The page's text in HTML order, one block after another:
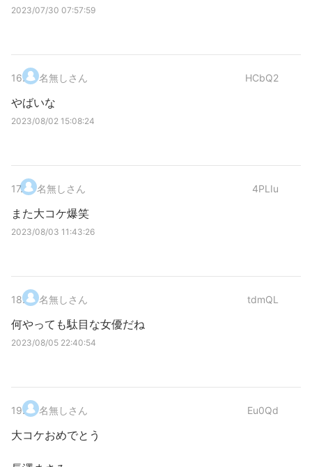
2023/07/30 07:57:59
16. 名無しさん HCbQ2
やばいな
2023/08/02 15:08:24
17. 名無しさん 4PLIu
また大コケ爆笑
2023/08/03 11:43:26
18. 名無しさん tdmQL
何やっても駄目な女優だね
2023/08/05 22:40:54
19. 名無しさん Eu0Qd
大コケおめでとう